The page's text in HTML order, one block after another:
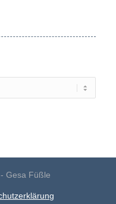
Gesa Füßle